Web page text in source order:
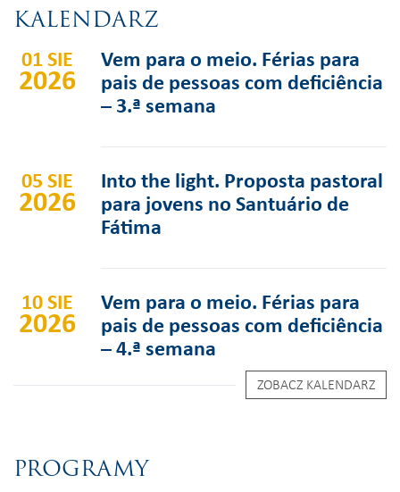
KALENDARZ
01 SIE
2026
Vem para o meio. Férias para
pais de pessoas com deficiência
– 3.ª semana
05 SIE
2026
Into the light. Proposta pastoral
para jovens no Santuário de
Fátima
10 SIE
2026
Vem para o meio. Férias para
pais de pessoas com deficiência
– 4.ª semana
ZOBACZ KALENDARZ
PROGRAMY